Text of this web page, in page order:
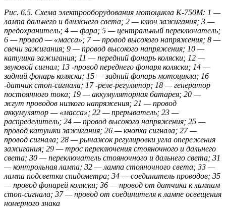
Рис. 6.5. Схема электрооборудования мотоцикла К-750М: 1 —
лампа дальнего и ближнего света; 2 — ключ зажигания; 3 —
предохранитель; 4 — фара; 5 — центральный переключатель;
6 — провод — «масса»; 7 — провод высокого напряжения; 8 —
свечи зажигания; 9 — провод высокого напряжения; 10 —
катушка зажигания; 11 — передний фонарь коляски; 12 —
звуковой сигнал; 13 -провод переднего фонаря коляски; 14 —
задний фонарь коляски; 15 — задний фонарь мотоцикла; 16
-датчик стоп-сигнала; 17 -реле-регулятор; 18 — генератор
постоянного тока; 19 — аккумуляторная батарея; 20 —
жгут проводов низкого напряжения; 21 — провод
аккумулятор — «масса»; 22 — прерыватель; 23 —
распределитель; 24 — провод высокого напряжения; 25 —
провод катушки зажигания; 26 — кнопка сигнала; 27 —
провод сигнала; 28 — рычажок регулировки угла опережения
зажигания; 29 — трос переключения стояночного и дальнего
света; 30 — переключатель стояночного и дальнего света; 31
— контрольная лампа; 32 — лампа стояночного света; 33 —
лампа подсветки спидометра; 34 — соединитель проводов; 35
— провод фонарей коляски; 36 — провод от датчика к лампам
стоп-сигнала; 37 — провод от соединителя к лампе освещения
номерного знака